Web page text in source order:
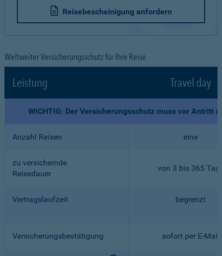
Reisebescheinigung anfordern
Weltweiter Versicherungsschutz für Ihre Reise
Leistung Travel day
WICHTIG: Der Versicherungsschutz muss vor Antritt
Anzahl Reisen eine
zu versichernde
Reisedauer
von 3 bis 365
Vertragslaufzeit begrenzt
Versicherungsbestätigung sofort per E-Mail